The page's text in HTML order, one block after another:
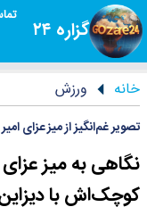
گزاره ۲۴
خانه ورزش
تصویر غم‌انگیز از میز عزای
نگاهی به میز عزای
کوچک‌اش با